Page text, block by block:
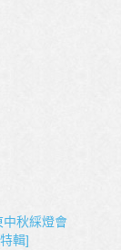
中秋綵燈會
輯]